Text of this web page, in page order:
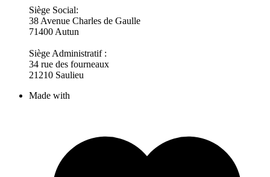
Siège Social:
38 Avenue Charles de Gaulle
71400 Autun
Siège Administratif :
34 rue des fourneaux
21210 Saulieu
Made with